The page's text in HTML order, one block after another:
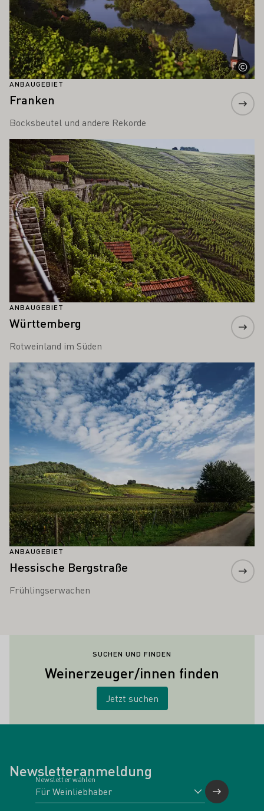
ANBAUGEBIET
Franken
Bocksbeutel und andere Rekorde
ANBAUGEBIET
Württemberg
Rotweinland im Süden
Mehr erfahren
ANBAUGEBIET
Hessische Bergstraße
Frühlingserwachen
Mehr erfahren
SUCHEN UND FINDEN
Weinerzeuger/innen finden
Jetzt suchen
Newsletteranmeldung
Newsletter wählen